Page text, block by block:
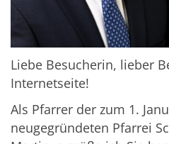
Liebe Besucherin, lieber
Internetseite!
Als Pfarrer der zum 1.
neugegründeten Pfarrei